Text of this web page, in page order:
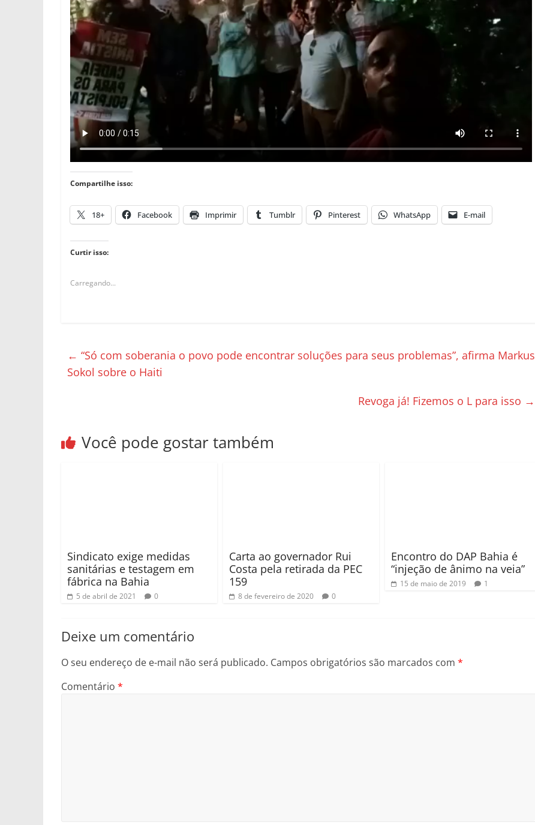
Compartilhe isso:
18+ Facebook Imprimir Tumblr Pinterest WhatsApp E-mail
Curtir isso:
Carregando...
← “Só com soberania o povo pode encontrar soluções para seus problemas”, afirma Markus
Sokol sobre o Haiti
Revoga já! Fizemos o L para isso →
Você pode gostar também
Sindicato exige medidas
sanitárias e testagem em
fábrica na Bahia
5 de abril de 2021 0
Carta ao governador Rui
Costa pela retirada da PEC
159
8 de fevereiro de 2020 0
Encontro do DAP Bahia é
“injeção de ânimo na veia”
15 de maio de 2019 1
Deixe um comentário
O seu endereço de e-mail não será publicado. Campos obrigatórios são marcados com *
Comentário *